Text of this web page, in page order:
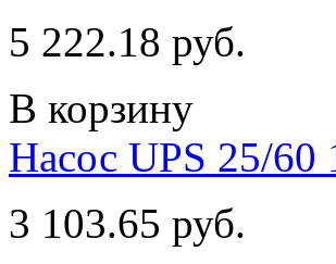
5 222.18 руб.
В корзину
Насос UPS 25/60
3 103.65 руб.